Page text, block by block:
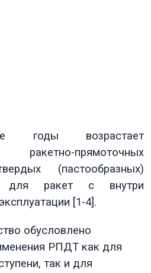
годы возрастает
прямоточных
(пастообразных)
для ракет с внутри
[1-4].
обусловлено
РПДТ как для
так и для